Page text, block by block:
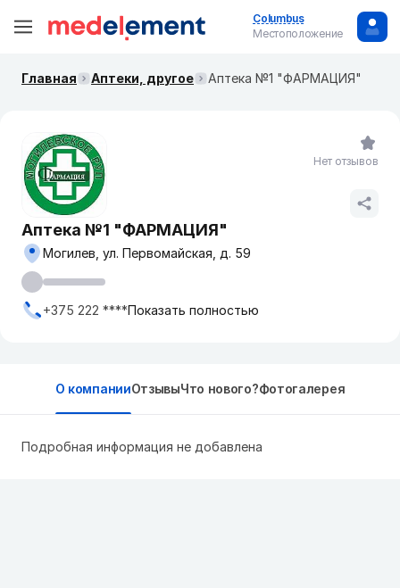
Columbus
Местоположение
Главная Аптеки, другое Аптека №1 "ФАРМАЦИЯ"
Аптека №1 "ФАРМАЦИЯ"
Могилев, ул. Первомайская, д. 59
+375 222 ****Показать полностью
Нет отзывов
О компанииОтзывыЧто нового?Фотогалерея
Подробная информация не добавлена